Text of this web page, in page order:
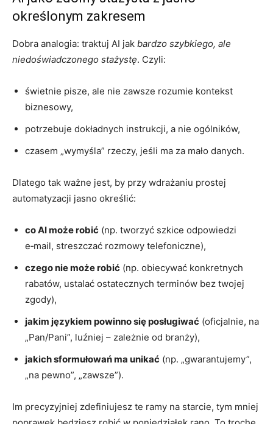
określonym zakresem
Dobra analogia: traktuj AI jak bardzo szybkiego, ale
niedoświadczonego stażystę. Czyli:
świetnie pisze, ale nie zawsze rozumie kontekst
biznesowy,
potrzebuje dokładnych instrukcji, a nie ogólników,
czasem „wymyśla” rzeczy, jeśli ma za mało danych.
Dlatego tak ważne jest, by przy wdrażaniu prostej
automatyzacji jasno określić:
co AI może robić (np. tworzyć szkice odpowiedzi
e‑mail, streszczać rozmowy telefoniczne),
czego nie może robić (np. obiecywać konkretnych
rabatów, ustalać ostatecznych terminów bez twojej
zgody),
jakim językiem powinno się posługiwać (oficjalnie, na
„Pan/Pani”, luźniej – zależnie od branży),
jakich sformułowań ma unikać (np. „gwarantujemy”,
„na pewno”, „zawsze”).
Im precyzyjniej zdefiniujesz te ramy na starcie, tym mniej